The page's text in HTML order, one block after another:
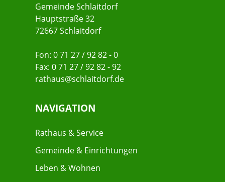
Gemeinde Schlaitdorf
Hauptstraße 32
72667 Schlaitdorf
Fon: 0 71 27 / 92 82 - 0
Fax: 0 71 27 / 92 82 - 92
rathaus@schlaitdorf.de
NAVIGATION
Rathaus & Service
Gemeinde & Einrichtungen
Leben & Wohnen